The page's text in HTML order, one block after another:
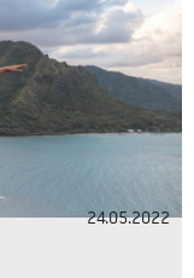
24.05.2022